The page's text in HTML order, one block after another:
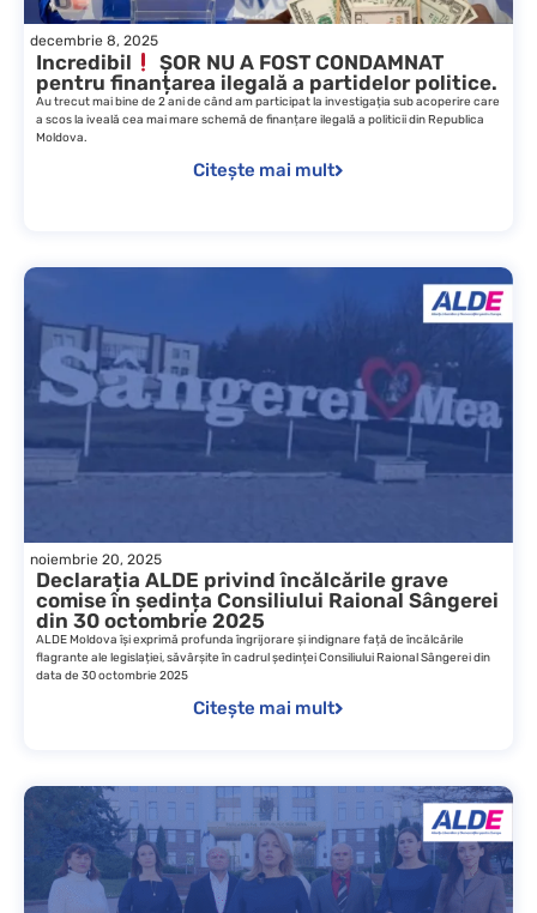
decembrie 8, 2025
Incredibil
ȘOR NU A FOST CONDAMNAT
pentru finanțarea ilegală a partidelor politice.
Au trecut mai bine de 2 ani de când am participat la investigația sub acoperire care
a scos la iveală cea mai mare schemă de finanțare ilegală a politicii din Republica
Moldova.
Citește mai mult
noiembrie 20, 2025
Declarația ALDE privind încălcările grave
comise în ședința Consiliului Raional Sângerei
din 30 octombrie 2025
ALDE Moldova își exprimă profunda îngrijorare și indignare față de încălcările
flagrante ale legislației, săvârșite în cadrul ședinței Consiliului Raional Sângerei din
data de 30 octombrie 2025
Citește mai mult